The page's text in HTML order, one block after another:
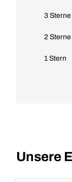
3 Sterne
2 Sterne
1 Stern
Unsere